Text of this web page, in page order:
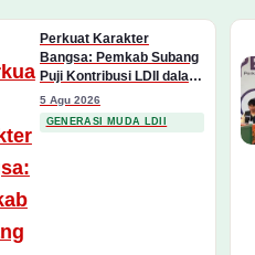
Perkuat Karakter
Bangsa: Pemkab Subang
Puji Kontribusi LDII dalam
Membentuk Generasi
Muda Berintegritas
5 Agu 2026
GENERASI MUDA LDII